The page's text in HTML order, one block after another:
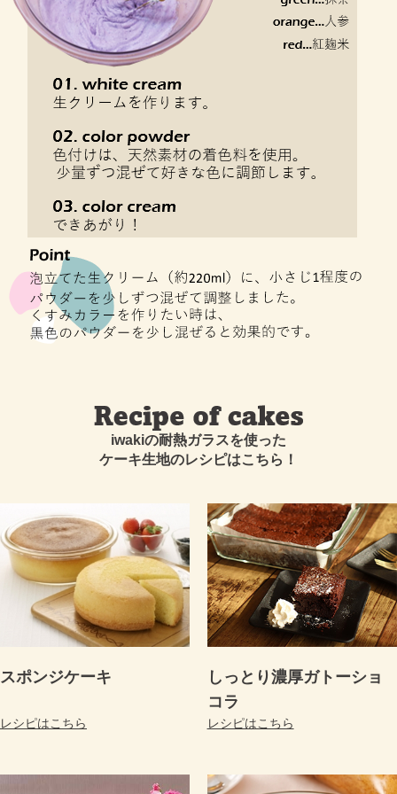
iwakiの耐熱ガラスを使った
ケーキ生地のレシピはこちら！
スポンジケーキ
レシピはこちら
しっとり濃厚ガトーショ
コラ
レシピはこちら